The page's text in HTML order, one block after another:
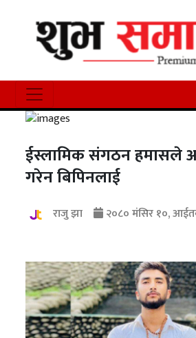
ईस्लामिक संगठन हमासले
गरेन बिपिनलाई
राजु झा
२०८० मंसिर १०,